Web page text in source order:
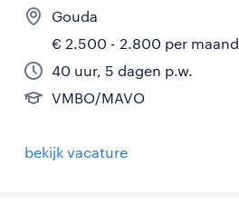
Gouda
€ 2.500 - 2.800 per maand
40 uur, 5 dagen p.w.
VMBO/MAVO
bekijk vacature